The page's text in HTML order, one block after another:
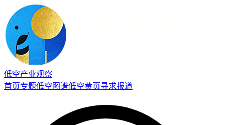
低空产业观察
首页专题低空图谱低空黄页寻求报道